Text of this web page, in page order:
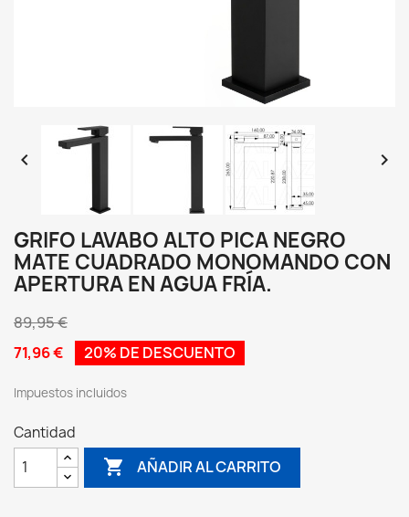
 
GRIFO LAVABO ALTO PICA NEGRO
MATE CUADRADO MONOMANDO CON
APERTURA EN AGUA FRÍA.
89,95 €
71,96 €
20% DE DESCUENTO
Impuestos incluidos
Cantidad
 AÑADIR AL CARRITO